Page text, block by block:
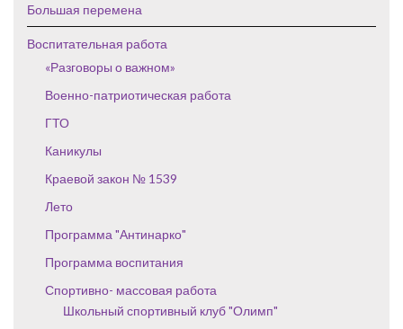
Большая перемена
Воспитательная работа
«Разговоры о важном»
Военно-патриотическая работа
ГТО
Каникулы
Краевой закон № 1539
Лето
Программа "Антинарко"
Программа воспитания
Спортивно- массовая работа
Школьный спортивный клуб "Олимп"